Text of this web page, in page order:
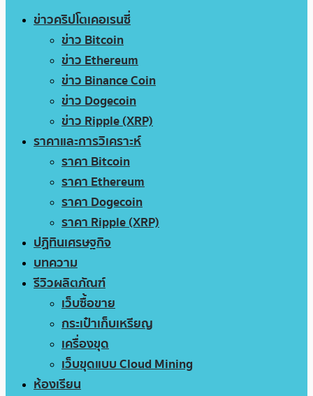
ข่าวคริปโตเคอเรนซี่
ข่าว Bitcoin
ข่าว Ethereum
ข่าว Binance Coin
ข่าว Dogecoin
ข่าว Ripple (XRP)
ราคาและการวิเคราะห์
ราคา Bitcoin
ราคา Ethereum
ราคา Dogecoin
ราคา Ripple (XRP)
ปฏิทินเศรษฐกิจ
บทความ
รีวิวผลิตภัณฑ์
เว็บซื้อขาย
กระเป๋าเก็บเหรียญ
เครื่องขุด
เว็บขุดแบบ Cloud Mining
ห้องเรียน